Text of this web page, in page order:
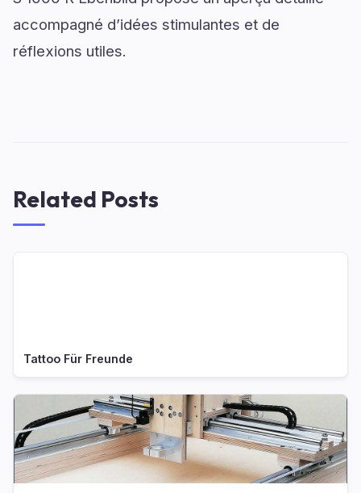
accompagné d’idées stimulantes et de
réflexions utiles.
Related Posts
Tattoo Für Freunde